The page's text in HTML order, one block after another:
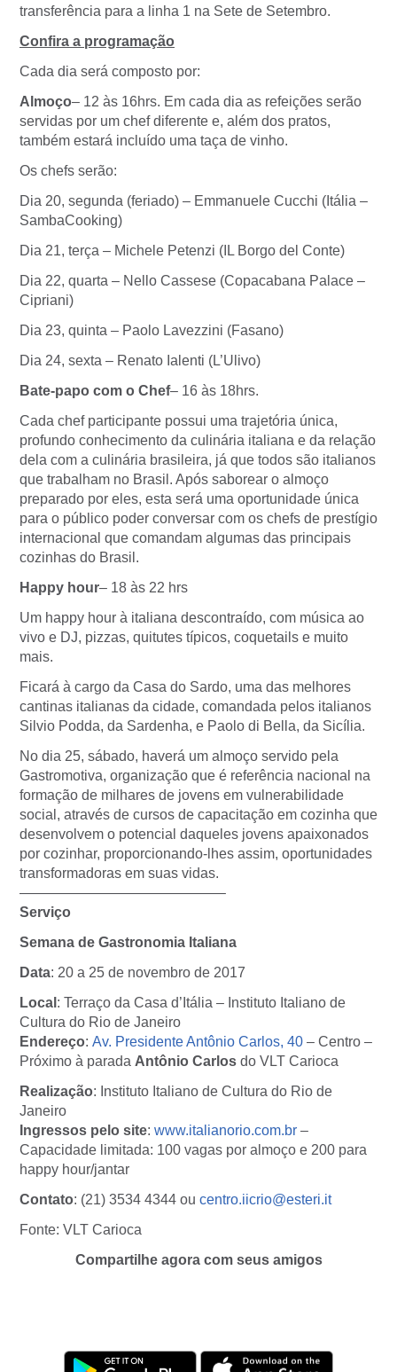
transferência para a linha 1 na Sete de Setembro.
Confira a programação
Cada dia será composto por:
Almoço– 12 às 16hrs. Em cada dia as refeições serão
servidas por um chef diferente e, além dos pratos,
também estará incluído uma taça de vinho.
Os chefs serão:
Dia 20, segunda (feriado) – Emmanuele Cucchi (Itália –
SambaCooking)
Dia 21, terça – Michele Petenzi (IL Borgo del Conte)
Dia 22, quarta – Nello Cassese (Copacabana Palace –
Cipriani)
Dia 23, quinta – Paolo Lavezzini (Fasano)
Dia 24, sexta – Renato Ialenti (L’Ulivo)
Bate-papo com o Chef– 16 às 18hrs.
Cada chef participante possui uma trajetória única,
profundo conhecimento da culinária italiana e da relação
dela com a culinária brasileira, já que todos são italianos
que trabalham no Brasil. Após saborear o almoço
preparado por eles, esta será uma oportunidade única
para o público poder conversar com os chefs de prestígio
internacional que comandam algumas das principais
cozinhas do Brasil.
Happy hour– 18 às 22 hrs
Um happy hour à italiana descontraído, com música ao
vivo e DJ, pizzas, quitutes típicos, coquetails e muito
mais.
Ficará à cargo da Casa do Sardo, uma das melhores
cantinas italianas da cidade, comandada pelos italianos
Silvio Podda, da Sardenha, e Paolo di Bella, da Sicília.
No dia 25, sábado, haverá um almoço servido pela
Gastromotiva, organização que é referência nacional na
formação de milhares de jovens em vulnerabilidade
social, através de cursos de capacitação em cozinha que
desenvolvem o potencial daqueles jovens apaixonados
por cozinhar, proporcionando-lhes assim, oportunidades
transformadoras em suas vidas.
——————————————–
Serviço
Semana de Gastronomia Italiana
Data: 20 a 25 de novembro de 2017
Local : Terraço da Casa d’Itália – Instituto Italiano de
Cultura do Rio de Janeiro
Endereço: Av. Presidente Antônio Carlos, 40 – Centro –
Próximo à parada Antônio Carlos do VLT Carioca
Realização: Instituto Italiano de Cultura do Rio de
Janeiro
Ingressos pelo site: www.italianorio.com.br –
Capacidade limitada: 100 vagas por almoço e 200 para
happy hour/jantar
Contato: (21) 3534 4344 ou centro.iicrio@esteri.it
Fonte: VLT Carioca
Compartilhe agora com seus amigos